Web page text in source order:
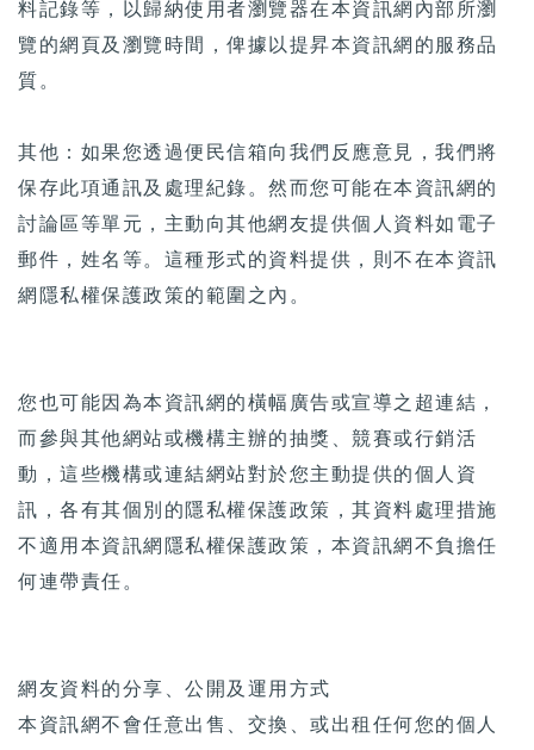
料記錄等，以歸納使用者瀏覽器在本資訊網內部所瀏
覽的網頁及瀏覽時間，俾據以提昇本資訊網的服務品
質。
其他：如果您透過便民信箱向我們反應意見，我們將
保存此項通訊及處理紀錄。然而您可能在本資訊網的
討論區等單元，主動向其他網友提供個人資料如電子
郵件，姓名等。這種形式的資料提供，則不在本資訊
網隱私權保護政策的範圍之內。
您也可能因為本資訊網的橫幅廣告或宣導之超連結，
而參與其他網站或機構主辦的抽獎、競賽或行銷活
動，這些機構或連結網站對於您主動提供的個人資
訊，各有其個別的隱私權保護政策，其資料處理措施
不適用本資訊網隱私權保護政策，本資訊網不負擔任
何連帶責任。
網友資料的分享、公開及運用方式
本資訊網不會任意出售、交換、或出租任何您的個人